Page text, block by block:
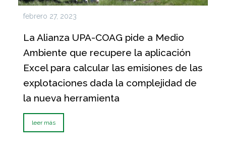
febrero 27, 2023
La Alianza UPA-COAG pide a Medio
Ambiente que recupere la aplicación
Excel para calcular las emisiones de las
explotaciones dada la complejidad de
la nueva herramienta
leer más